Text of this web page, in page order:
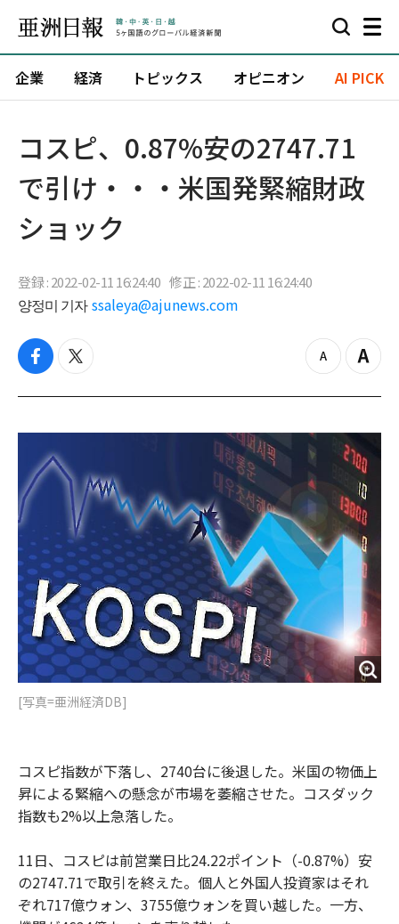
企業 経済 トピックス オピニオン AI PICK
コスピ、0.87%安の2747.71
で引け・・・米国発緊縮財政
ショック
登録 : 2022-02-11 16:24:40 修正 : 2022-02-11 16:24:40
양정미 기자 ssaleya@ajunews.com
f
c
b
o
k
t
i
t
z
o
o
Z
o
i
n
[写真=亜洲経済DB]
コスピ指数が下落し、2740台に後退した。米国の物価上
昇による緊縮への懸念が市場を萎縮させた。コスダック
指数も2%以上急落した。
11日、コスピは前営業日比24.22ポイント（-0.87%）安
の2747.71で取引を終えた。個人と外国人投資家はそれ
ぞれ717億ウォン、3755億ウォンを買い越した。一方、